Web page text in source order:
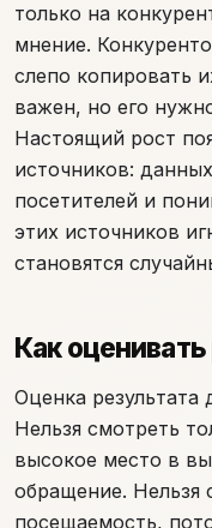
только на
мнение.
слепо копировать
важен, но его
Настоящий рост
источников:
посетителей и
этих источников
становятся
Как оценивать
Оценка
Нельзя смотреть
высокое место в
обращение. Нельзя
посещаемость,